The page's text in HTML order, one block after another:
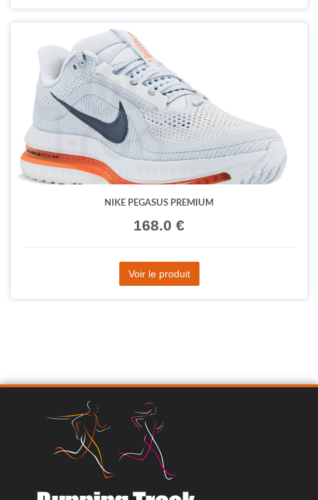
NIKE PEGASUS PREMIUM
168.0 €
Voir le produit